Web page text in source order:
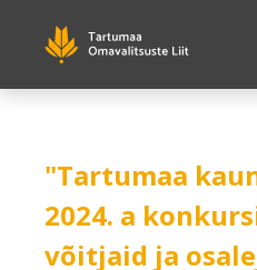
"Tartumaa
2024. a
võitjaid ja